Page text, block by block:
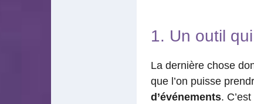
1. Un outil
La dernière chose
que l’on puisse
d’événements.